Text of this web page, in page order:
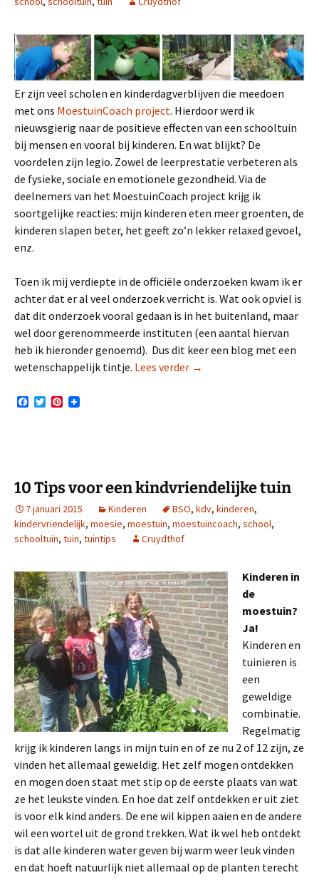
Er zijn veel scholen en kinderdagverblijven die meedoen
met ons MoestuinCoach project. Hierdoor werd ik
nieuwsgierig naar de positieve effecten van een schooltuin
bij mensen en vooral bij kinderen. En wat blijkt? De
voordelen zijn legio. Zowel de leerprestatie verbeteren als
de fysieke, sociale en emotionele gezondheid. Via de
deelnemers van het MoestuinCoach project krijg ik
soortgelijke reacties: mijn kinderen eten meer groenten, de
kinderen slapen beter, het geeft zo’n lekker relaxed gevoel,
enz.
Toen ik mij verdiepte in de officiële onderzoeken kwam ik er
achter dat er al veel onderzoek verricht is. Wat ook opviel is
dat dit onderzoek vooral gedaan is in het buitenland, maar
wel door gerenommeerde instituten (een aantal hiervan
heb ik hieronder genoemd). Dus dit keer een blog met een
wetenschappelijk tintje. Lees verder Positieve effecten van
→
k
T
P
s
t
10 Tips voor een kindvriendelijke tuin
7 januari 2015 Kinderen BSO, kdv, kinderen,
kindervriendelijk, moesie, moestuin, moestuincoach, school,
schooltuin, tuin, tuintips Cruydthof
Kinderen in
de
moestuin?
Ja!
Kinderen en
tuinieren is
een
geweldige
combinatie.
Regelmatig
krijg ik kinderen langs in mijn tuin en of ze nu 2 of 12 zijn, ze
vinden het allemaal geweldig. Het zelf mogen ontdekken
en mogen doen staat met stip op de eerste plaats van wat
ze het leukste vinden. En hoe dat zelf ontdekken er uit ziet
is voor elk kind anders. De ene wil kippen aaien en de andere
wil een wortel uit de grond trekken. Wat ik wel heb ontdekt
is dat alle kinderen water geven bij warm weer leuk vinden
en dat hoeft natuurlijk niet allemaal op de planten terecht